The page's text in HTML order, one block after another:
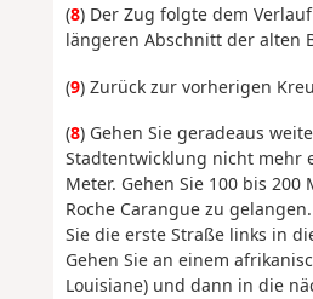
(8) Der Zug folgte dem
längeren Abschnitt der alten
(9) Zurück zur vorherigen
(8) Gehen Sie geradeaus
Stadtentwicklung nicht mehr
Meter. Gehen Sie 100 bis
Roche Carangue zu
Sie die erste Straße links in
Gehen Sie an einem
Louisiane) und dann in die